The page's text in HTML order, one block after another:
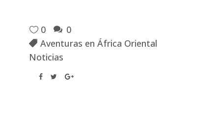
0
0
Aventuras en África Oriental
Noticias